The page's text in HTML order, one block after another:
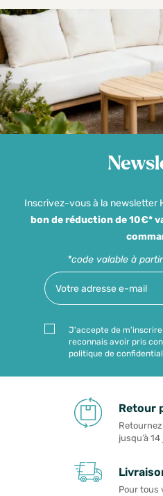
Inscrivez-vous à la newsletter
bon de réduction de 10€*
*code valable à
J'accepte de
reconnais avoir pris
politique de
Retour
jusqu’à
Pour tous